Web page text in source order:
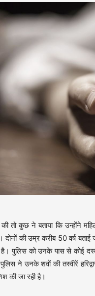
तो कुछ ने बताया कि उन्होंने
दोनों की उम्र करीब 50 वर्ष
है। पुलिस को उनके पास से कोई
पुलिस ने उनके शवों की तस्वीरें
की जा रही है।